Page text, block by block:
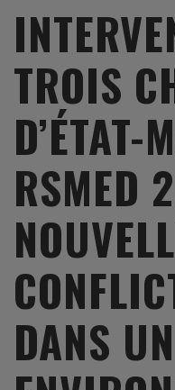
TROIS
D’ÉTAT-
RSMED
DANS UN